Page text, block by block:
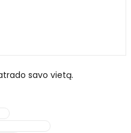
savo vietą.